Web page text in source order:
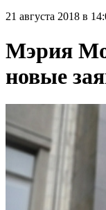
21 августа 2018 в
Мэрия
новые